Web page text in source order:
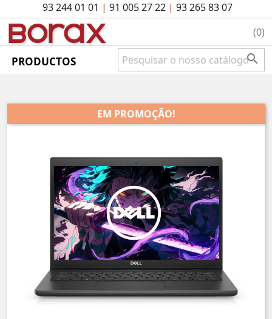
93 244 01 01 | 91 005 27 22| 93 265 83 07
BOrAx (0)
PRODUCTOS 
EM PROMOÇÃO!